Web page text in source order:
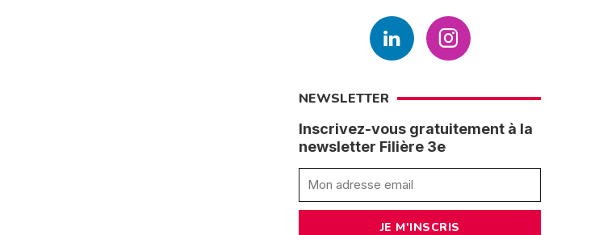
NEWSLETTER
Inscrivez-vous gratuitement à la
newsletter Filière 3e